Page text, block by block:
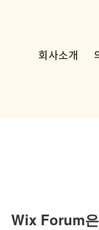
회사소개
Wix Forum